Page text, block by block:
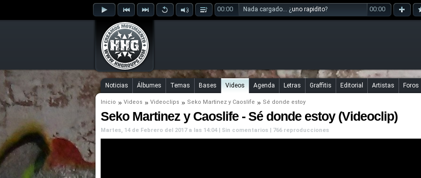
00:00 Nada cargado... ¿uno rapidito? 00:00
Noticias Álbumes Temas Bases Videos Agenda Letras Graffitis Editorial Artistas Foros
Inicio Videos Videoclips Seko Martinez y Caoslife Sé donde estoy
Seko Martinez y Caoslife - Sé donde estoy (Videoclip)
Martes, 14 de Febrero del 2017 a las 14:04 | Sin comentarios | 766 reproducciones